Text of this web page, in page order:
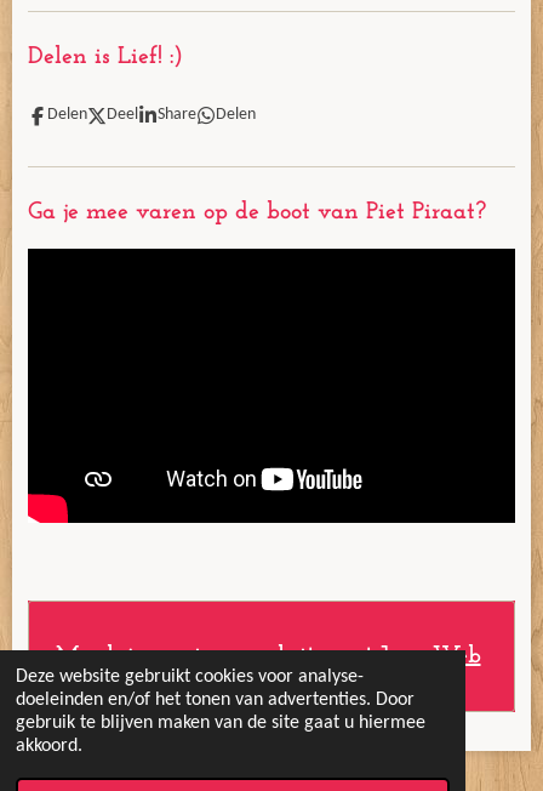
Deze website gebruikt cookies voor analyse-
doeleinden en/of het tonen van advertenties. Door
gebruik te blijven maken van de site gaat u hiermee
akkoord.
c
b
o
n
e
e
s
s
a
r
a
u
e
Delen is Lief! :)
Delen Deel Share Delen
Ga je mee varen op de boot van Piet Piraat?
Maak jouw eigen website met JouwWeb
© 2020 Vrolijke Koters